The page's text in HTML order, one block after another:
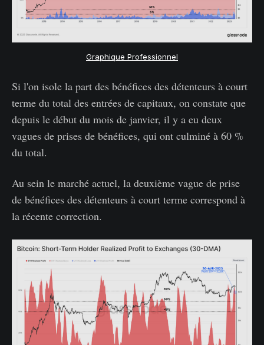
Graphique Professionnel
Si l'on isole la part des bénéfices des détenteurs à court
terme du total des entrées de capitaux, on constate que
depuis le début du mois de janvier, il y a eu deux
vagues de prises de bénéfices, qui ont culminé à 60 %
du total.
Au sein le marché actuel, la deuxième vague de prise
de bénéfices des détenteurs à court terme correspond à
la récente correction.